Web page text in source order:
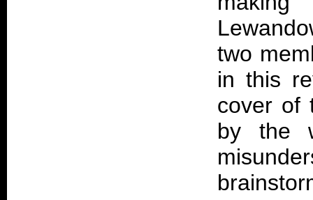
two
in this
cover of
by the